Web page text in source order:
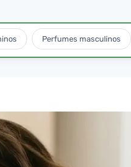
Perfumes masculinos